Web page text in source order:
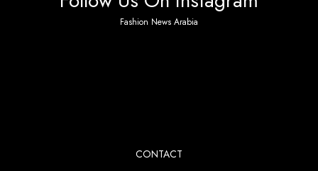
Fashion News Arabia
CONTACT